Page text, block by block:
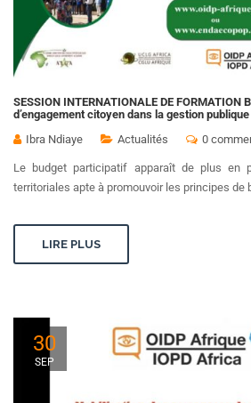
SESSION INTERNATIONALE DE
d’engagement citoyen dans la gestion
Ibra Ndiaye
Actualités 0
Le budget participatif apparaît de plus en
territoriales apte à promouvoir les principes de
LIRE PLUS
30
SEP